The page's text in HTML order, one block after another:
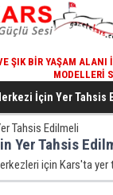
ŞIK BIR YAŞAM ALANI
MODELLERI
TURIZM POTANSIYELI
İ̇çin Yer
Yer Tahsis
için Kars'ta